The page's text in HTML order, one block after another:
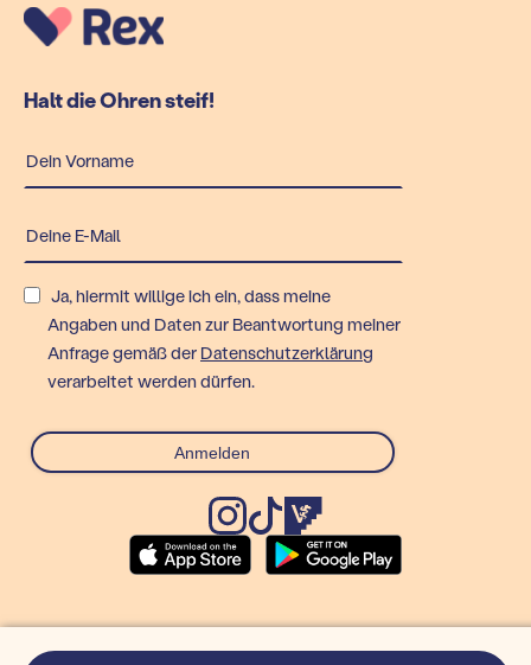
Halt die Ohren steif!
Ja, hiermit willige ich ein, dass meine
Angaben und Daten zur Beantwortung meiner
Anfrage gemäß der Datenschutzerklärung
verarbeitet werden dürfen.